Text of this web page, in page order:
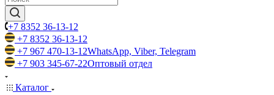
+7 8352 36-13-12
+7 8352 36-13-12
+7 967 470-13-12WhatsApp, Viber, Telegram
+7 903 345-67-22Оптовый отдел
Каталог